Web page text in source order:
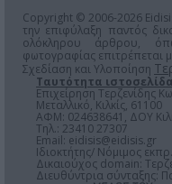
Copyright © 2006-2026
την επιφύλαξη παντός
ολόκληρου άρθρου,
φωτογραφίας επιτρέπεται
Σχεδίαση και Υλοποίηση
Ταυτότητα
Επιχείρηση Τερζενίδης
Μεταλλικό, Κιλκίς, 61100
ΑΦΜ: 024638641, ΔΟΥ
Τηλ.: 23410 27307
Email: eidisis@eidisis.gr
Ιδιοκτήτης/ Νόμιμος
Δικαιούχος domain:
Διευθύντρια σύνταξης: